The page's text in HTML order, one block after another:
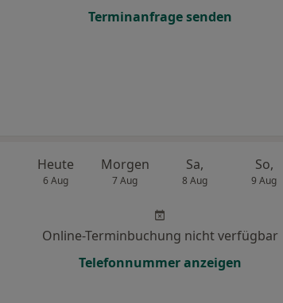
Terminanfrage senden
Heute
6 Aug
Morgen
7 Aug
Sa,
8 Aug
So,
9 Aug
Online-Terminbuchung nicht verfügbar
Telefonnummer anzeigen